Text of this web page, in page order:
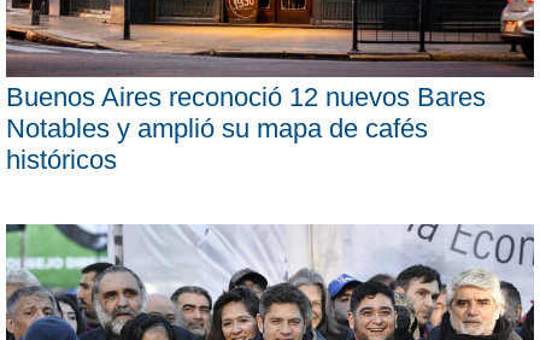
Buenos Aires reconoció 12 nuevos Bares
Notables y amplió su mapa de cafés
históricos